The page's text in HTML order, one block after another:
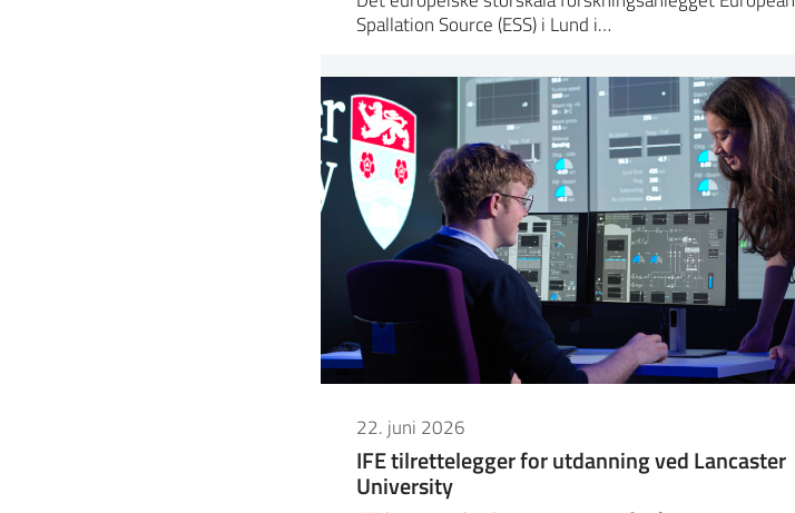
Spallation Source (ESS) i Lund i…
22. juni 2026
IFE tilrettelegger for utdanning ved Lancaster
University